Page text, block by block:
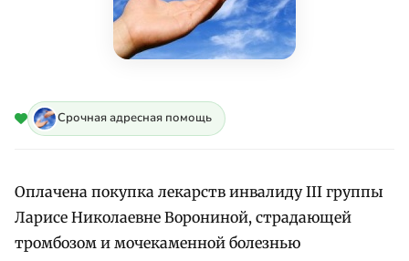
Срочная адресная помощь
Оплачена покупка лекарств инвалиду III группы
Ларисе Николаевне Ворониной, страдающей
тромбозом и мочекаменной болезнью